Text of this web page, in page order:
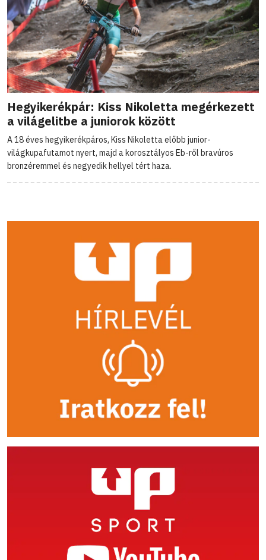
Hegyikerékpár: Kiss Nikoletta megérkezett
a világelitbe a juniorok között
A 18 éves hegyikerékpáros, Kiss Nikoletta előbb junior-
világkupafutamot nyert, majd a korosztályos Eb-ről bravúros
bronzéremmel és negyedik hellyel tért haza.